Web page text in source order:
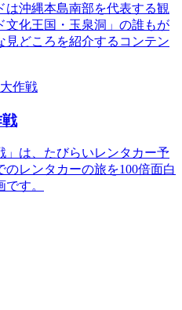
は沖縄本島南部を代表する観
文化王国・玉泉洞」の誰もが
見どころを紹介するコンテン
」は、たびらいレンタカー予
レンタカーの旅を100倍面白
す。